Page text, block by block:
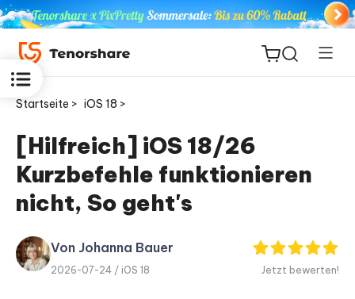
ReiBoot
for iOS
PDNob
PDF
Editor
Neu
Startseite > iOS 18 >
[Hilfreich] iOS 18/26
Kurzbefehle funktionieren
nicht, So geht's
Von Johanna Bauer
2026-07-24 / iOS 18 Jetzt bewerten!